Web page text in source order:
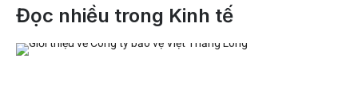
Đọc nhiều trong Kinh tế